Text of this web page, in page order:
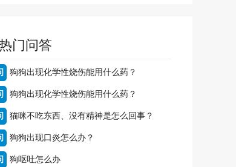
门问答
狗狗出现化学性烧伤能用什么药？
狗狗出现化学性烧伤能用什么药？
猫咪不吃东西、没有精神是怎么回事？
狗狗出现口炎怎么办？
狗呕吐怎么办